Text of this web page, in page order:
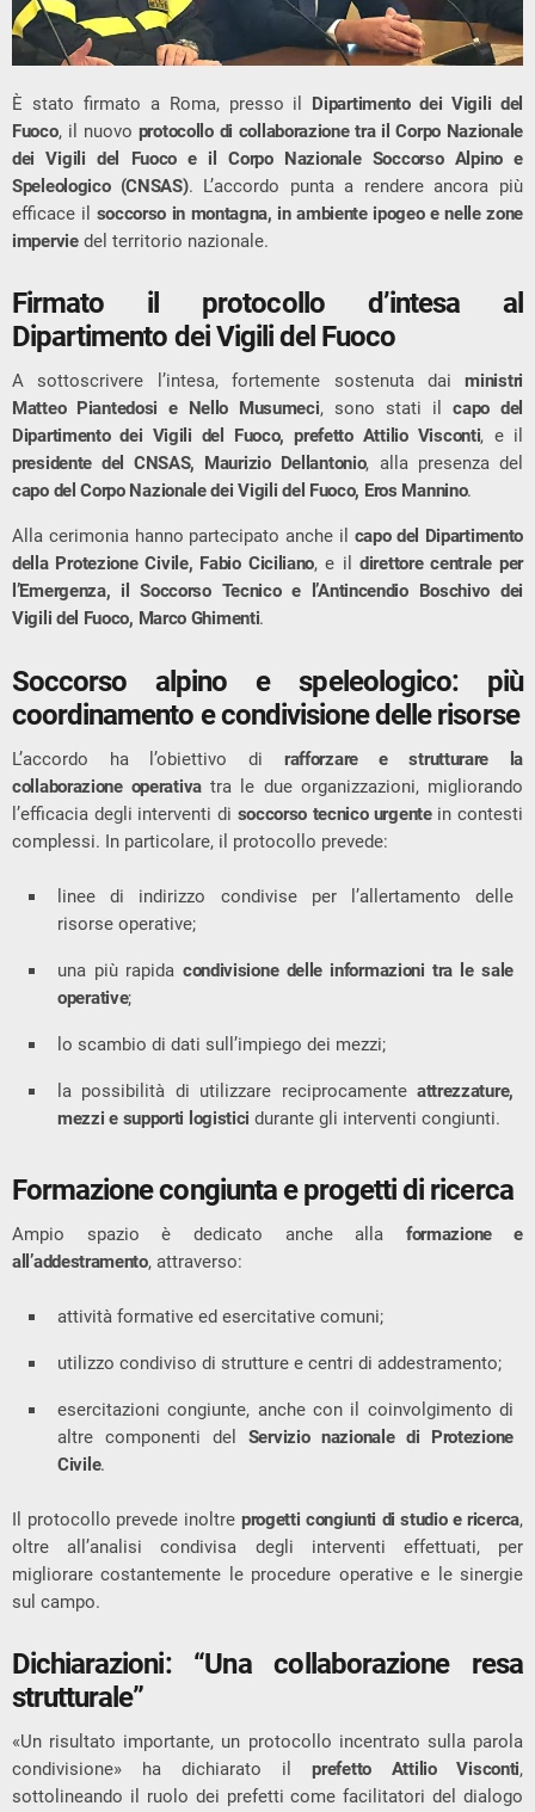
È stato firmato a Roma, presso il Dipartimento dei Vigili del
Fuoco, il nuovo protocollo di collaborazione tra il Corpo Nazionale
dei Vigili del Fuoco e il Corpo Nazionale Soccorso Alpino e
Speleologico (CNSAS). L’accordo punta a rendere ancora più
efficace il soccorso in montagna, in ambiente ipogeo e nelle zone
imperviedel territorio nazionale.
Firmato il protocollo d’intesa al
Dipartimento dei Vigili del Fuoco
A sottoscrivere l’intesa, fortemente sostenuta daiministri
Matteo Piantedosi e Nello Musumeci, sono stati ilcapo del
Dipartimento dei Vigili del Fuoco, prefetto Attilio Visconti, e il
presidente del CNSAS, Maurizio Dellantonio, alla presenza del
capo del Corpo Nazionale dei Vigili del Fuoco, Eros Mannino.
Alla cerimonia hanno partecipato anche il capo del Dipartimento
della Protezione Civile, Fabio Ciciliano, e ildirettore centrale per
l’Emergenza, il Soccorso Tecnico e l’Antincendio Boschivo dei
Vigili del Fuoco, Marco Ghimenti.
Soccorso alpino e speleologico: più
coordinamento e condivisione delle risorse
L’accordo ha l’obiettivo di rafforzare e strutturare la
collaborazione operativa tra le due organizzazioni, migliorando
l’efficacia degli interventi di soccorso tecnico urgentein contesti
complessi. In particolare, il protocollo prevede:
linee di indirizzo condivise per l’allertamento delle
risorse operative;
una più rapida condivisione delle informazioni tra le sale
operative;
lo scambio di dati sull’impiego dei mezzi;
la possibilità di utilizzare reciprocamente attrezzature,
mezzi e supporti logistici durante gli interventi congiunti.
Formazione congiunta e progetti di ricerca
Ampio spazio è dedicato anche alla formazione e
all’addestramento, attraverso:
attività formative ed esercitative comuni;
utilizzo condiviso di strutture e centri di addestramento;
esercitazioni congiunte, anche con il coinvolgimento di
altre componenti del Servizio nazionale di Protezione
Civile.
Il protocollo prevede inoltre progetti congiunti di studio e ricerca,
oltre all’analisi condivisa degli interventi effettuati, per
migliorare costantemente le procedure operative e le sinergie
sul campo.
Dichiarazioni: “Una collaborazione resa
strutturale”
«Un risultato importante, un protocollo incentrato sulla parola
condivisione» ha dichiarato ilprefetto Attilio Visconti,
sottolineando il ruolo dei prefetti come facilitatori del dialogo